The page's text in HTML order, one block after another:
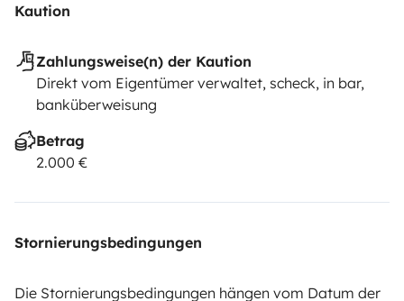
Kaution
Zahlungsweise(n) der Kaution
Direkt vom Eigentümer verwaltet, scheck, in bar,
banküberweisung
Betrag
2.000 €
Stornierungsbedingungen
Die Stornierungsbedingungen hängen vom Datum der